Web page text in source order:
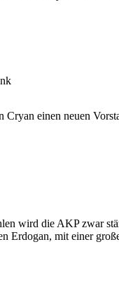
einen neuen
wird die AKP zwar
Erdogan, mit einer